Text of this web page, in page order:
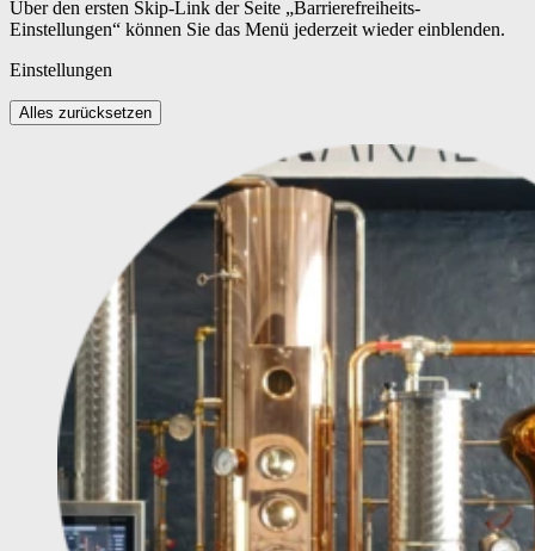
Über den ersten Skip-Link der Seite „Barrierefreiheits-
Einstellungen“ können Sie das Menü jederzeit wieder einblenden.
Einstellungen
Alles zurücksetzen